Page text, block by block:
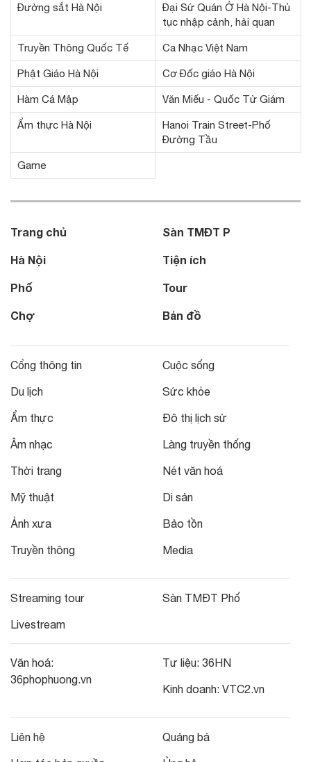
Đường sắt Hà Nội
Đại Sứ Quán Ở Hà Nội-Thủ
tục nhập cảnh, hải quan
Truyền Thông Quốc Tế Ca Nhạc Việt Nam
Phật Giáo Hà Nội Cơ Đốc giáo Hà Nội
Hàm Cá Mập Văn Miếu - Quốc Tử Giám
Ẩm thực Hà Nội
Hanoi Train Street-Phố
Đường Tầu
Game
Trang chủ
Hà Nội
Phố
Chợ
Sàn TMĐT P
Tiện ích
Tour
Bản đồ
Cổng thông tin
Du lịch
Ẩm thực
Âm nhạc
Thời trang
Mỹ thuật
Ảnh xưa
Truyền thông
Cuộc sống
Sức khỏe
Đô thị lịch sử
Làng truyền thống
Nét văn hoá
Di sản
Bảo tồn
Media
Streaming tour
Livestream
Sàn TMĐT Phố
Văn hoá:
36phophuong.vn
Tư liệu: 36HN
Kinh doanh: VTC2.vn
Liên hệ Quảng bá